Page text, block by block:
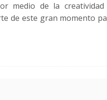
medio de la
de este gran momento